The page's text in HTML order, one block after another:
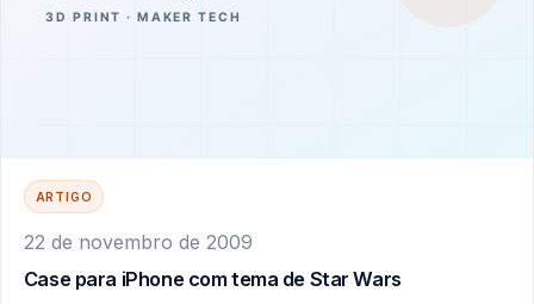
ARTIGO
22 de novembro de 2009
Case para iPhone com tema de Star Wars